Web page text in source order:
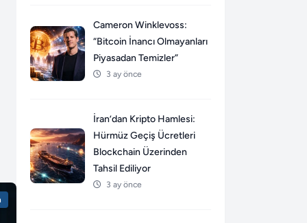
Cameron Winklevoss:
“Bitcoin İnancı Olmayanları
Piyasadan Temizler”
3 ay önce
İran’dan Kripto Hamlesi:
Hürmüz Geçiş Ücretleri
Blockchain Üzerinden
Tahsil Ediliyor
3 ay önce